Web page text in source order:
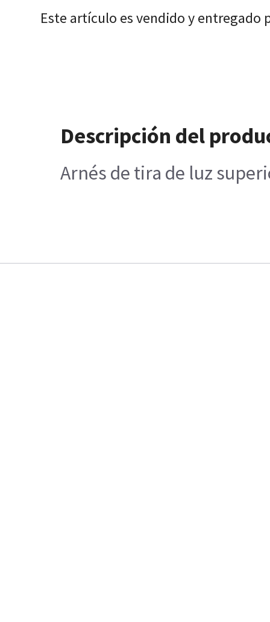
Este artículo es vendido y entregado
Descripción del
Arnés de tira de luz